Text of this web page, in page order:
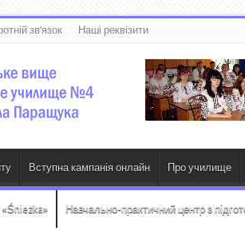
зв’язок Наші реквізити
Вступна кампанія онлайн Про училище
Навчально-практичний центр з